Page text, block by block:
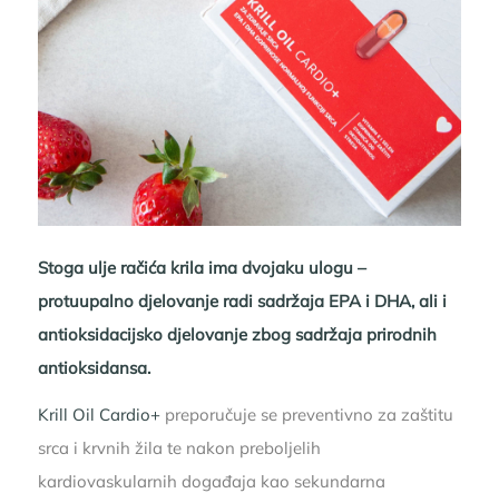
Stoga ulje račića krila ima dvojaku ulogu –
protuupalno djelovanje radi sadržaja EPA i DHA, ali i
antioksidacijsko djelovanje zbog sadržaja prirodnih
antioksidansa.
Krill Oil Cardio+preporučuje se preventivno za zaštitu
srca i krvnih žila te nakon preboljelih
kardiovaskularnih događaja kao sekundarna